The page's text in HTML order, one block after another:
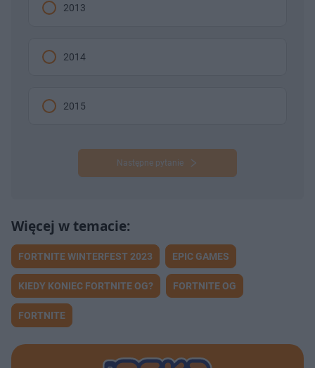
2013
2014
2015
Następne pytanie
FORTNITE WINTERFEST 2023 EPIC GAMES
KIEDY KONIEC FORTNITE OG? FORTNITE OG
FORTNITE